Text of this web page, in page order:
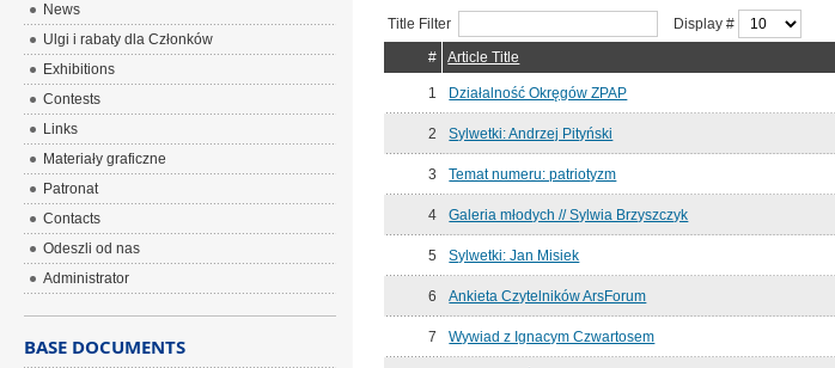
Title Filter
Display #
#
Article Title
1 Działalność Okręgów ZPAP
2 Sylwetki: Andrzej Pityński
3 Temat numeru: patriotyzm
4 Galeria młodych // Sylwia Brzyszczyk
5 Sylwetki: Jan Misiek
6 Ankieta Czytelników ArsForum
7 Wywiad z Ignacym Czwartosem
News
Ulgi i rabaty dla Członków
Exhibitions
Contests
Links
Materiały graficzne
Patronat
Contacts
Odeszli od nas
Administrator
BASE DOCUMENTS